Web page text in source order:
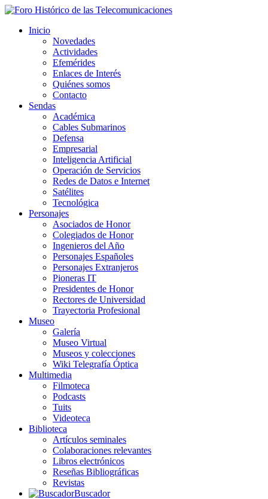
Inicio
Novedades
Actividades
Efemérides
Enlaces de Interés
Quiénes somos
Contacto
Sendas
Académica
Cables Submarinos
Defensa
Empresarial
Inteligencia Artificial
Operación de Servicios
Redes de Datos e Internet
Satélites
Tecnológica
Personajes
Asociados de Honor
Colegiados de Honor
Ingenieros del Año
Personajes Españoles
Personajes Extranjeros
Pioneras IT
Presidentes de Honor
Rectores de Universidad
Trayectoria Profesional
Museo
Galería
Museo Virtual
Museos y colecciones
Wiki Telegrafía Óptica
Multimedia
Filmoteca
Podcasts
Tuits
Videoteca
Biblioteca
Artículos seminales
Colaboraciones relevantes
Libros electrónicos
Reseñas Bibliográficas
Revistas
Buscador